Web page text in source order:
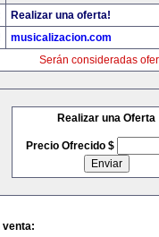
Realizar una oferta!
musicalizacion.com
Serán consideradas
Realizar una Oferta
Precio Ofrecido $
venta: